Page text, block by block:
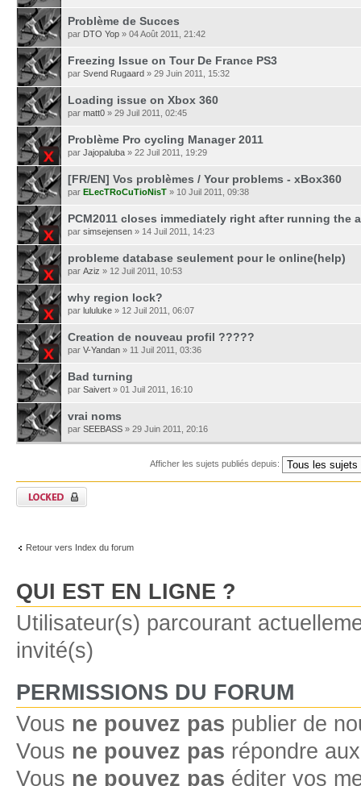
Problème de Succes
par DTO Yop » 04 Août 2011, 21:42
Freezing Issue on Tour De France PS3
par Svend Rugaard » 29 Juin 2011, 15:32
Loading issue on Xbox 360
par matt0 » 29 Juil 2011, 02:45
Problème Pro cycling Manager 2011
par Jajopaluba » 22 Juil 2011, 19:29
[FR/EN] Vos problèmes / Your problems - xBox360
par ELecTRoCuTioNisT » 10 Juil 2011, 09:38
PCM2011 closes immediately right after running the
par simsejensen » 14 Juil 2011, 14:23
probleme database seulement pour le online(help)
par Aziz » 12 Juil 2011, 10:53
why region lock?
par lululuke » 12 Juil 2011, 06:07
Creation de nouveau profil ?????
par V-Yandan » 11 Juil 2011, 03:36
Bad turning
par Saivert » 01 Juil 2011, 16:10
vrai noms
par SEEBASS » 29 Juin 2011, 20:16
Afficher les sujets publiés depuis:
Retour vers Index du forum
QUI EST EN LIGNE ?
Utilisateur(s) parcourant
invité(s)
PERMISSIONS DU FORUM
Vous ne pouvez pas publier de
Vous ne pouvez pas répondre
Vous ne pouvez pas éditer vos